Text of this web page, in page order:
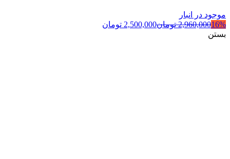
موجود در انبار
16%
2,960,000 تومان2,500,000 تومان
بستن